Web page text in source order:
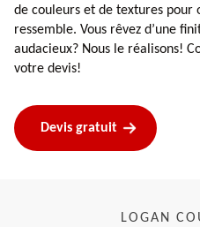
de couleurs et de textures pour
ressemble. Vous rêvez d’une
audacieux? Nous le réalisons!
votre devis!
Devis gratuit
LOGAN